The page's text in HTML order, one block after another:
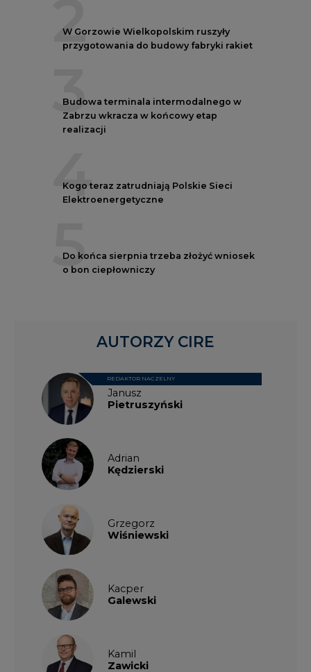
2
W Gorzowie Wielkopolskim ruszyły
przygotowania do budowy fabryki rakiet
3
Budowa terminala intermodalnego w
Zabrzu wkracza w końcowy etap
realizacji
4
Kogo teraz zatrudniają Polskie Sieci
Elektroenergetyczne
5
Do końca sierpnia trzeba złożyć wniosek
o bon ciepłowniczy
Janusz
Pietruszyński
REDAKTOR NACZELNY
Adrian
Kędzierski
Grzegorz
Wiśniewski
Kacper
Galewski
Kamil
Zawicki
AUTORZY CIRE